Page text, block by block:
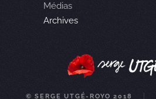
Médias
Archives
© SERGE UTGÉ-ROYO 2018